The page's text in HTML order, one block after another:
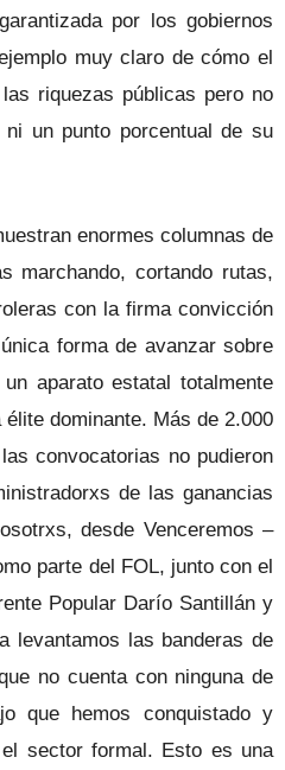
por los gobiernos
muy claro de cómo el
riquezas públicas pero no
un punto porcentual de su
enormes columnas de
marchando, cortando rutas,
con la firma convicción
forma de avanzar sobre
aparato estatal totalmente
dominante. Más de 2.000
convocatorias no pudieron
de las ganancias
desde Venceremos –
parte del FOL, junto con el
Popular Darío Santillán y
levantamos las banderas de
no cuenta con ninguna de
que hemos conquistado y
sector formal. Esto es una